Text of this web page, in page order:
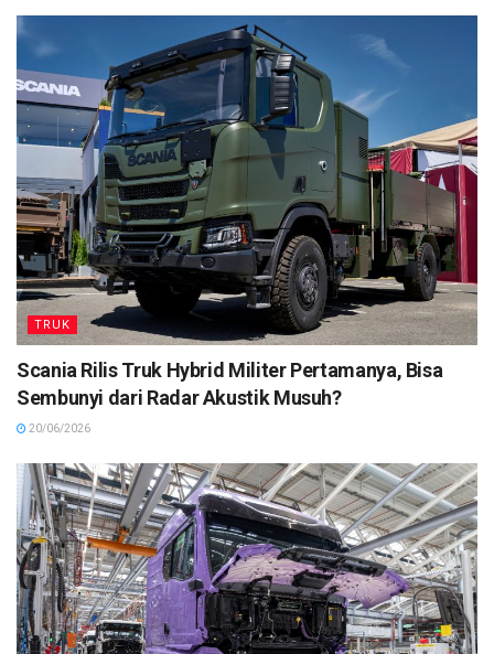
TRUK
Scania Rilis Truk Hybrid Militer Pertamanya, Bisa
Sembunyi dari Radar Akustik Musuh?
20/06/2026